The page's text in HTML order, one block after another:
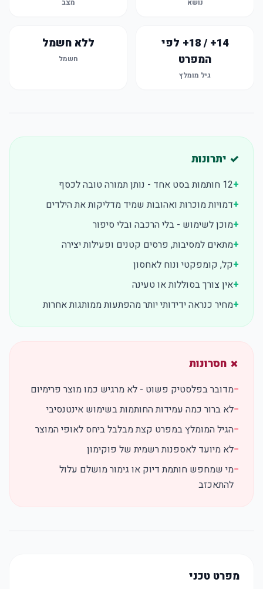
נושא מצב
14+ / 18+ לפי
המפרט
גיל מומלץ
ללא חשמל
חשמל
✓ יתרונות
+12 חותמות בסט אחד - נותן תמורה טובה לכסף
+דמויות מוכרות ואהובות שמיד מדליקות את הילדים
+מוכן לשימוש - בלי הרכבה ובלי סיפור
+מתאים למסיבות, פרסים קטנים ופעילות יצירה
+קל, קומפקטי ונוח לאחסון
+אין צורך בסוללות או טעינה
+מחיר כנראה ידידותי יותר מהפתעות ממותגות אחרות
✗ חסרונות
−מדובר בפלסטיק פשוט - לא מרגיש כמו מוצר פרימיום
−לא ברור כמה עמידות החותמות בשימוש אינטנסיבי
−הגיל המומלץ במפרט קצת מבלבל ביחס לאופי המוצר
−לא מיועד לאספנות רשמית של פוקימון
−מי שמחפש חותמת דיוק או גימור מושלם עלול
להתאכזב
מפרט טכני